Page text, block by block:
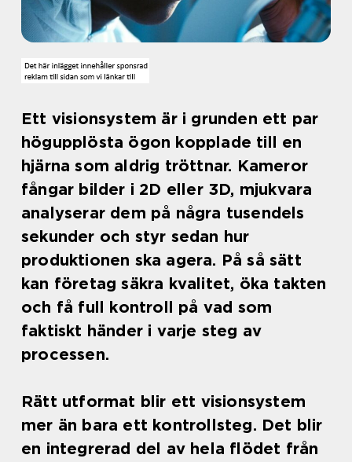
Ett visionsystem är i grunden ett par
högupplösta ögon kopplade till en
hjärna som aldrig tröttnar. Kameror
fångar bilder i 2D eller 3D, mjukvara
analyserar dem på några tusendels
sekunder och styr sedan hur
produktionen ska agera. På så sätt
kan företag säkra kvalitet, öka takten
och få full kontroll på vad som
faktiskt händer i varje steg av
processen.
Rätt utformat blir ett visionsystem
mer än bara ett kontrollsteg. Det blir
en integrerad del av hela flödet från